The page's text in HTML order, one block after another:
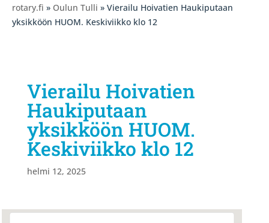
rotary.fi » Oulun Tulli » Vierailu Hoivatien Haukiputaan
yksikköön HUOM. Keskiviikko klo 12
Vierailu Hoivatien
Haukiputaan
yksikköön HUOM.
Keskiviikko klo 12
helmi 12, 2025